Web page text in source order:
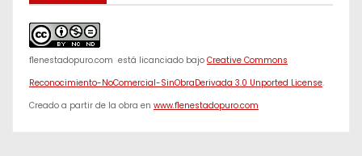
f1enestadopuro.com está licanciado bajo Creative Commons
Reconocimiento-NoComercial-SinObraDerivada 3.0 Unported License.
Creado a partir de la obra en www.f1enestadopuro.com